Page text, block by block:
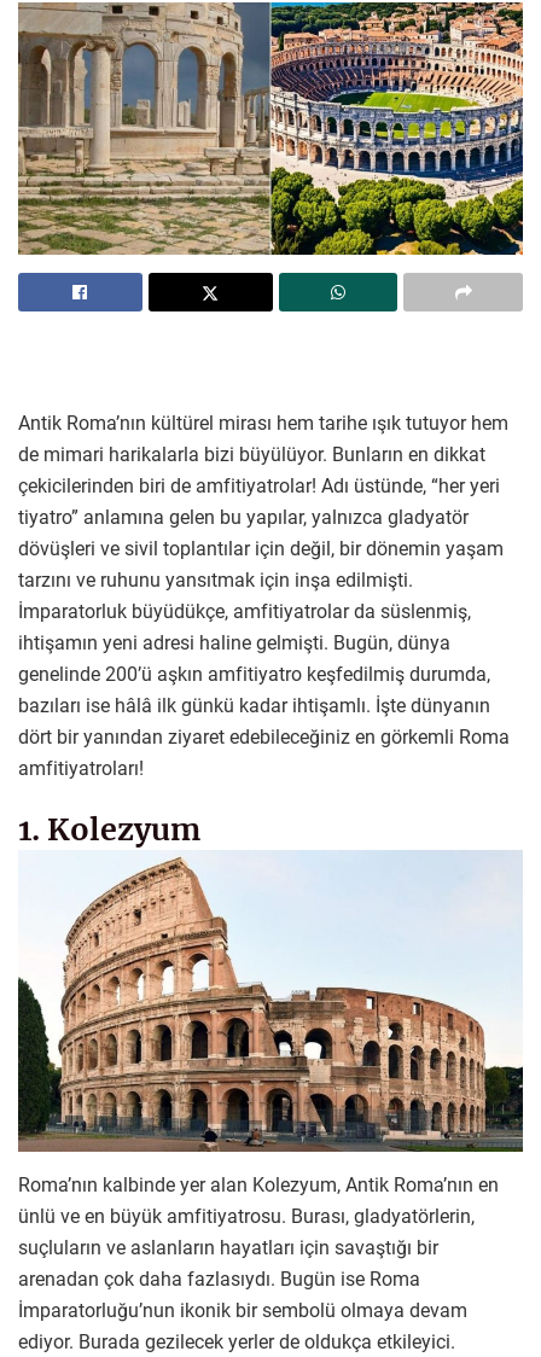
Antik Roma’nın kültürel mirası hem tarihe ışık tutuyor hem
de mimari harikalarla bizi büyülüyor. Bunların en dikkat
çekicilerinden biri de amfitiyatrolar! Adı üstünde, “her yeri
tiyatro” anlamına gelen bu yapılar, yalnızca gladyatör
dövüşleri ve sivil toplantılar için değil, bir dönemin yaşam
tarzını ve ruhunu yansıtmak için inşa edilmişti.
İmparatorluk büyüdükçe, amfitiyatrolar da süslenmiş,
ihtişamın yeni adresi haline gelmişti. Bugün, dünya
genelinde 200’ü aşkın amfitiyatro keşfedilmiş durumda,
bazıları ise hâlâ ilk günkü kadar ihtişamlı. İşte dünyanın
dört bir yanından ziyaret edebileceğiniz en görkemli Roma
amfitiyatroları!
1. Kolezyum
Roma’nın kalbinde yer alan Kolezyum, Antik Roma’nın en
ünlü ve en büyük amfitiyatrosu. Burası, gladyatörlerin,
suçluların ve aslanların hayatları için savaştığı bir
arenadan çok daha fazlasıydı. Bugün ise Roma
İmparatorluğu’nun ikonik bir sembolü olmaya devam
ediyor. Burada gezilecek yerler de oldukça etkileyici.